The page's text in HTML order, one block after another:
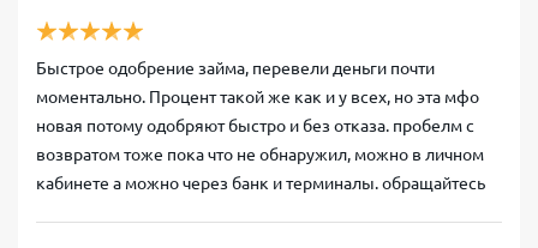
Быстрое одобрение займа, перевели деньги почти
моментально. Процент такой же как и у всех, но эта мфо
новая потому одобряют быстро и без отказа. пробелм с
возвратом тоже пока что не обнаружил, можно в личном
кабинете а можно через банк и терминалы. обращайтесь